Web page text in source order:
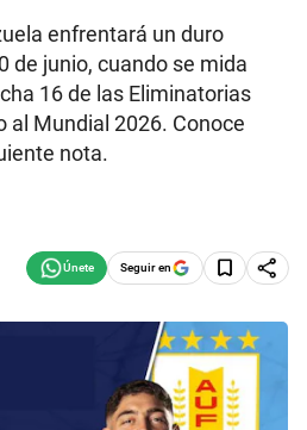
enfrentará un duro
de junio, cuando se mida
16 de las Eliminatorias
al Mundial 2026. Conoce
nota.
Seguir en